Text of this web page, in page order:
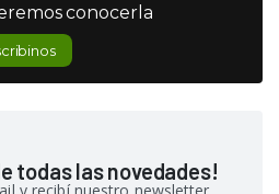
conocerla
todas las novedades!